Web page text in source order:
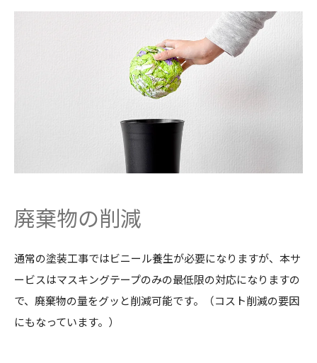
廃棄物の削減
通常の塗装工事ではビニール養生が必要になりますが、本サ
ービスはマスキングテープのみの最低限の対応になりますの
で、廃棄物の量をグッと削減可能です。（コスト削減の要因
にもなっています。）